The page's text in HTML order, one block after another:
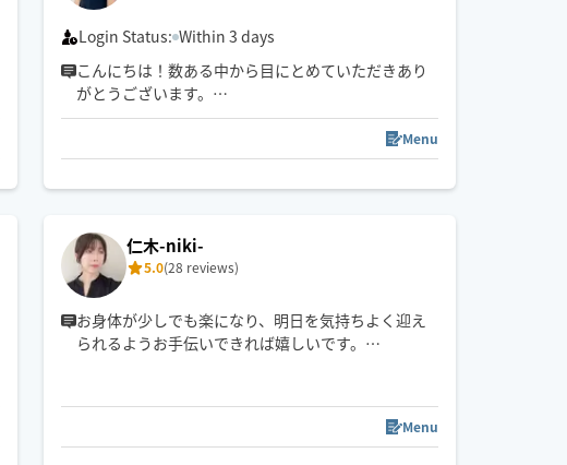
Login Status: Within 3 days
こんにちは！数ある中から目にとめていただきあり
がとうございます。
日々、家事や仕事で頑張る皆様の「一番の理解者」
その日その時のお客様の状態に寄り添います！
い」など、何でもわがままをお聞かせください。
「また明日から頑張れる」と思っていただけるよ
う、心を込めて施術いたします。
Menu
仁木-niki-
5.0(28 reviews)
お身体が少しでも楽になり、明日を気持ちよく迎え
られるようお手伝いできれば嬉しいです。
お問い合わせいただければシフト出してる日以外も
Menu